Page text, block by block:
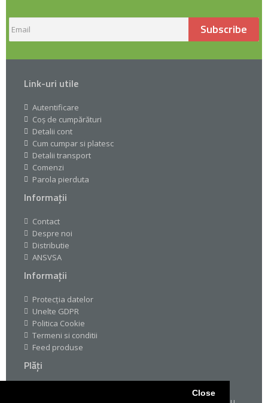
Close
Subscribe
Link-uri utile
Autentificare
Coș de cumpărături
Detalii cont
Cum cumpar si platesc
Detalii transport
Comenzi
Parola pierduta
Informații
Contact
Despre noi
Distributie
ANSVSA
Informații
Protecția datelor
Unelte GDPR
Politica Cookie
Termeni si conditii
Feed produse
Plăți
Pe drogheria.ro platile sunt simple si sigure multumita